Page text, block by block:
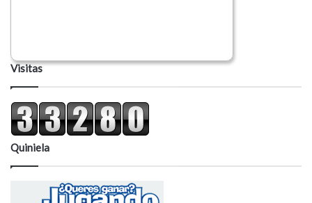
Visitas
Quiniela